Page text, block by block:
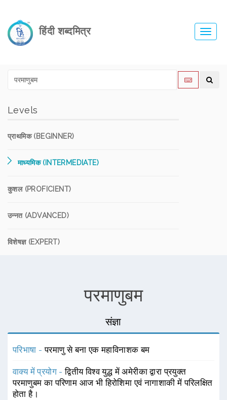
हिंदी शब्दमित्र
Levels
प्राथमिक (BEGINNER)
माध्यमिक (INTERMEDIATE)
कुशल (PROFICIENT)
उन्नत (ADVANCED)
विशेषज्ञ (EXPERT)
परमाणुबम
संज्ञा
परिभाषा -परमाणु से बना एक महाविनाशक बम
वाक्य में प्रयोग -द्वितीय विश्व युद्ध में अमेरीका द्वारा प्रयुक्त
परमाणुबम का परिणाम आज भी हिरोशिमा एवं नागाशाकी में परिलक्षित
होता है।